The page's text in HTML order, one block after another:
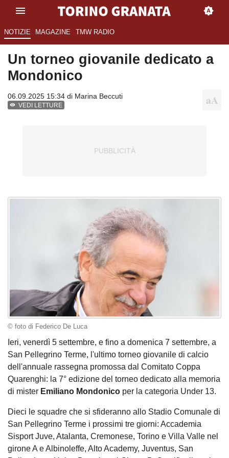
NOTIZIE MAGAZINE TMW RADIO
Un torneo giovanile dedicato a
Mondonico
06.09.2025 15:34 di Marina Beccuti
VEDI LETTURE
© foto di Federico De Luca
Ieri, venerdì 5 settembre, e fino a domenica 7 settembre, a
San Pellegrino Terme, l'ultimo torneo giovanile di calcio
dell'annuale rassegna promossa dal Comitato Coppa
Quarenghi: la 7° edizione del torneo dedicato alla memoria
di mister Emiliano Mondonico per la categoria Under 13.
Dieci le squadre che si sfideranno allo Stadio Comunale di
San Pellegrino Terme i prossimi tre giorni: Accademia
Sisport Juve, Atalanta, Cremonese, Torino e Villa Valle nel
girone A e Albinoleffe, Alto Academy, Juventus, San